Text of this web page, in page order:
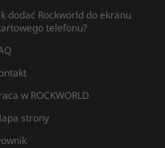
dodać Rockworld do ekranu
telefonu?
w ROCKWORLD
strony